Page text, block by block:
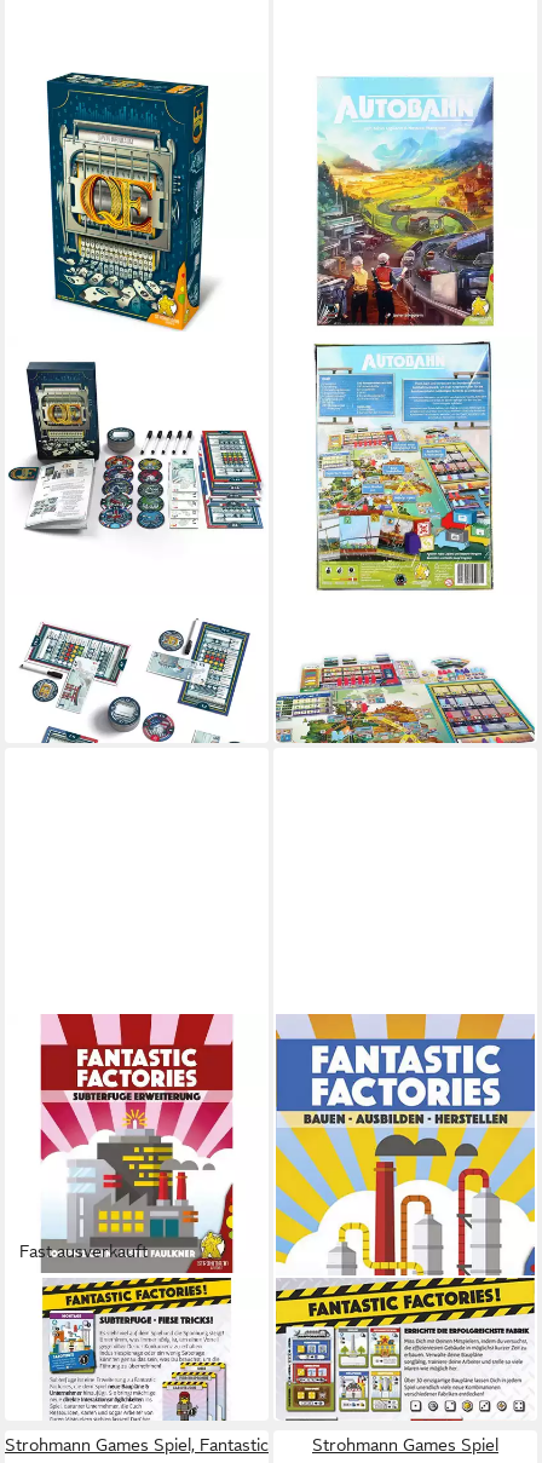
PEGASUS
Spiel Pegasus Q.E.,
Brettspiel
ab 31,31 €
in 2-3 Werktagen bei dir
48,47 €
in 2-3 Werktagen bei dir
Fast ausverkauft
STROHMANN GAMES
Spiel Fantastic Factories:
Subterfuge (Erweiterung)
17,40 €
in 4-5 Werktagen bei dir
PEGASUS SPIELE
Spiel Fantastic Factories
34,39 €
in 2-3 Werktagen bei dir
Strohmann Games Spiel, Fantastic Strohmann Games Spiel